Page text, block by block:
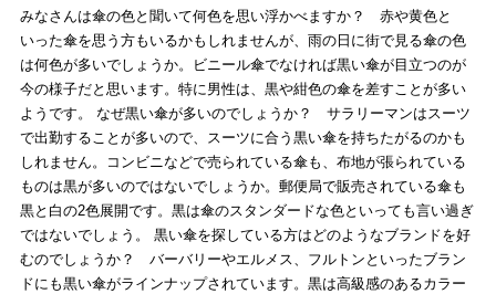
みなさんは傘の色と聞いて何色を思い浮かべますか？ 赤や黄色と
いった傘を思う方もいるかもしれませんが、雨の日に街で見る傘の色
は何色が多いでしょうか。ビニール傘でなければ黒い傘が目立つのが
今の様子だと思います。特に男性は、黒や紺色の傘を差すことが多い
ようです。 なぜ黒い傘が多いのでしょうか？ サラリーマンはスーツ
で出勤することが多いので、スーツに合う黒い傘を持ちたがるのかも
しれません。コンビニなどで売られている傘も、布地が張られている
ものは黒が多いのではないでしょうか。郵便局で販売されている傘も
黒と白の2色展開です。黒は傘のスタンダードな色といっても言い過ぎ
ではないでしょう。 黒い傘を探している方はどのようなブランドを好
むのでしょうか？ バーバリーやエルメス、フルトンといったブラン
ドにも黒い傘がラインナップされています。黒は高級感のあるカラー